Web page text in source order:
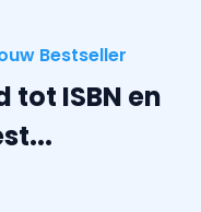
Bestseller
tot ISBN en